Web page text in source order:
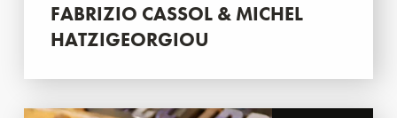
FABRIZIO CASSOL & MICHEL
HATZIGEORGIOU